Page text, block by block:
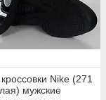
Nike (271
мужские